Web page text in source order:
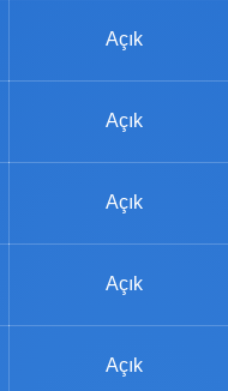
Açık
Açık
Açık
Açık
Açık